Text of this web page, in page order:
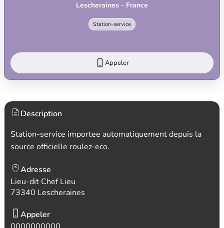
Lescheraines - France
Station-service
Appeler
Description
Station-service importee automatiquement depuis la
source officielle roulez-eco.
Adresse
Lieu-dit Chef Lieu
73340 Lescheraines
Appeler